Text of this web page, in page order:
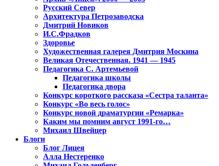
Русский Север
Архитектура Петрозаводска
Дмитрий Новиков
И.С.Фрадков
Здоровье
Художественная галерея Дмитрия Москина
Великая Отечественная. 1941 — 1945
Педагогика С. Артемьевой
Педагогика школы
Педагогика двора
Конкурс короткого рассказа «Сестра таланта»
Конкурс «Во весь голос»
Конкурс новой драматургии «Ремарка»
Каким мы помним август 1991-го…
Михаил Швейцер
Блоги
Блог Лицея
Алла Нестеренко